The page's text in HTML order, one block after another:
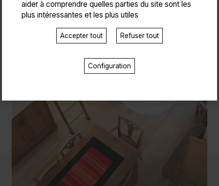
aider à comprendre quelles parties du site sont les
plus intéressantes et les plus utiles
Accepter tout Refuser tout
Configuration